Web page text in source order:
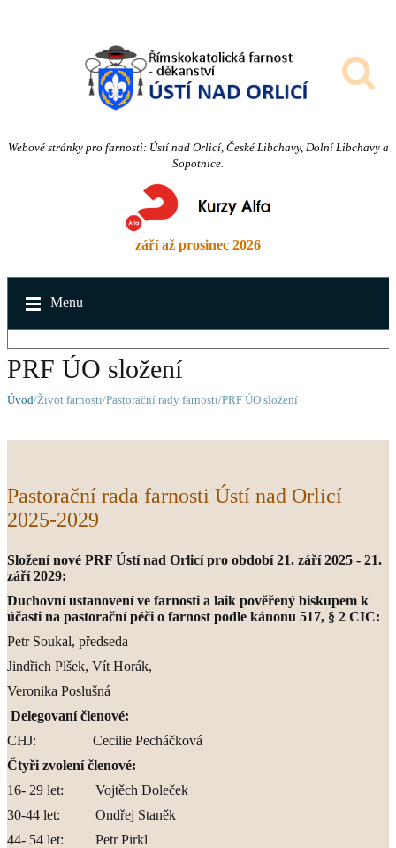
Webové stránky pro farnosti: Ústí nad Orlicí, České Libchavy, Dolní Libchavy a
Sopotnice.
září až prosinec 2026
Menu
PRF ÚO složení
Úvod/Život farnosti/Pastorační rady farnosti/PRF ÚO složení
Pastorační rada farnosti Ústí nad Orlicí
2025-2029
Složení nové PRF Ústí nad Orlicí pro období 21. září 2025 - 21.
září 2029:
Duchovní ustanovení ve farnosti a laik pověřený biskupem k
účasti na pastorační péči o farnost podle kánonu 517, § 2 CIC:
Petr Soukal, předseda
Jindřich Plšek, Vít Horák,
Veronika Poslušná
Delegovaní členové:
CHJ: Cecilie Pecháčková
Čtyři zvolení členové:
16- 29 let: Vojtěch Doleček
30-44 let: Ondřej Staněk
44- 54 let: Petr Pirkl